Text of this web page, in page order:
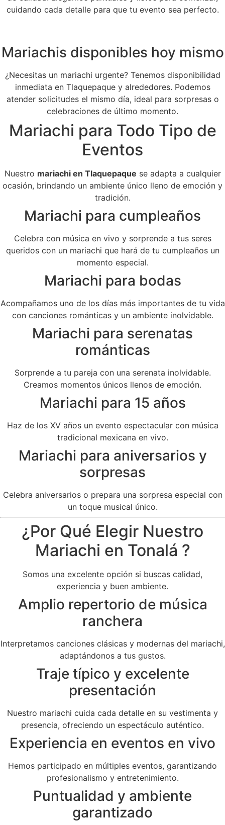
cuidando cada detalle para que tu evento sea perfecto.
Mariachis disponibles hoy mismo
¿Necesitas un mariachi urgente? Tenemos disponibilidad
inmediata en Tlaquepaque y alrededores. Podemos
atender solicitudes el mismo día, ideal para sorpresas o
celebraciones de último momento.
Mariachi para Todo Tipo de
Eventos
Nuestro mariachi en Tlaquepaque se adapta a cualquier
ocasión, brindando un ambiente único lleno de emoción y
tradición.
Mariachi para cumpleaños
Celebra con música en vivo y sorprende a tus seres
queridos con un mariachi que hará de tu cumpleaños un
momento especial.
Mariachi para bodas
Acompañamos uno de los días más importantes de tu vida
con canciones románticas y un ambiente inolvidable.
Mariachi para serenatas
románticas
Sorprende a tu pareja con una serenata inolvidable.
Creamos momentos únicos llenos de emoción.
Mariachi para 15 años
Haz de los XV años un evento espectacular con música
tradicional mexicana en vivo.
Mariachi para aniversarios y
sorpresas
Celebra aniversarios o prepara una sorpresa especial con
un toque musical único.
¿Por Qué Elegir Nuestro
Mariachi en Tonalá ?
Somos una excelente opción si buscas calidad,
experiencia y buen ambiente.
Amplio repertorio de música
ranchera
Interpretamos canciones clásicas y modernas del mariachi,
adaptándonos a tus gustos.
Traje típico y excelente
presentación
Nuestro mariachi cuida cada detalle en su vestimenta y
presencia, ofreciendo un espectáculo auténtico.
Experiencia en eventos en vivo
Hemos participado en múltiples eventos, garantizando
profesionalismo y entretenimiento.
Puntualidad y ambiente
garantizado